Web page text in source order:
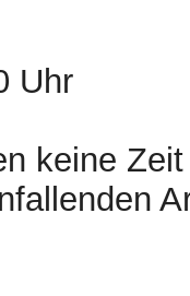
Uhr
keine